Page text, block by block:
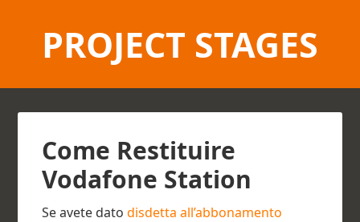
PROJECT STAGES
Come Restituire
Vodafone Station
Se avete datodisdetta all’abbonamento